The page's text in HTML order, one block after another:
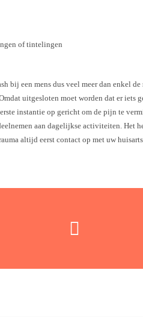
of tintelingen
bij een mens dus veel meer dan enkel
uitgesloten moet worden dat er iets
instantie op gericht om de pijn te
aan dagelijkse activiteiten. Het
altijd eerst contact op met uw